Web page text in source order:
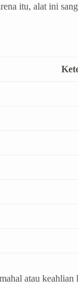
itu, alat ini
atau keahlian